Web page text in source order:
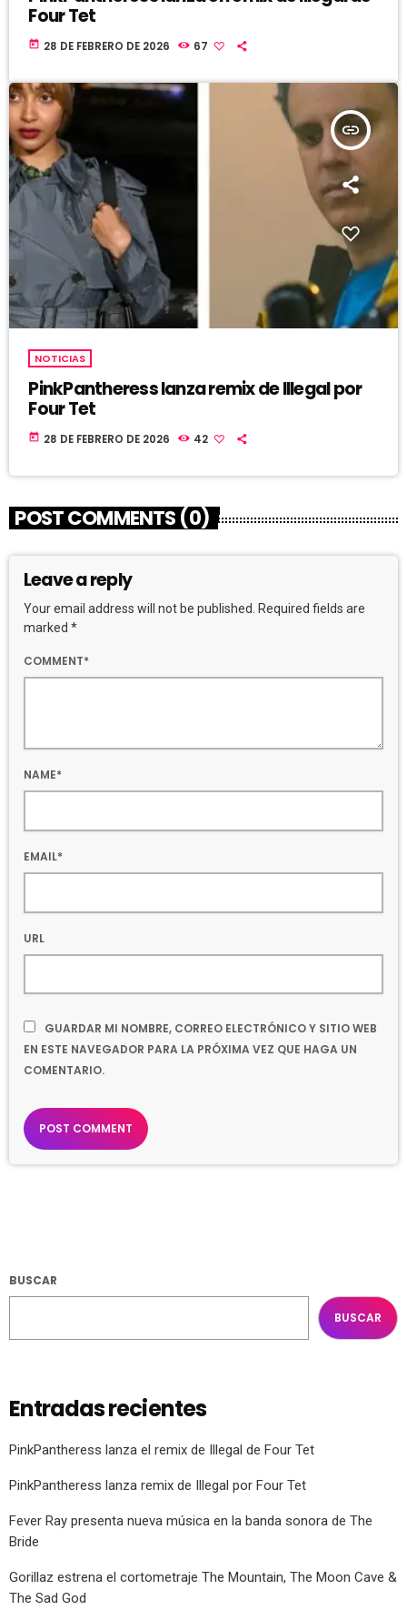
Four Tet
today 28 DE FEBRERO DE 2026 67
insert_link
NOTICIAS
PinkPantheress lanza remix de Illegal por
Four Tet
today 28 DE FEBRERO DE 2026 42
POST COMMENTS (0)
Leave a reply
Your email address will not be published. Required fields are
marked *
COMMENT*
NAME*
EMAIL*
URL
GUARDAR MI NOMBRE, CORREO ELECTRÓNICO Y SITIO WEB
EN ESTE NAVEGADOR PARA LA PRÓXIMA VEZ QUE HAGA UN
COMENTARIO.
BUSCAR
BUSCAR
Entradas recientes
PinkPantheress lanza el remix de Illegal de Four Tet
PinkPantheress lanza remix de Illegal por Four Tet
Fever Ray presenta nueva música en la banda sonora de The
Bride
Gorillaz estrena el cortometraje The Mountain, The Moon Cave &
The Sad God